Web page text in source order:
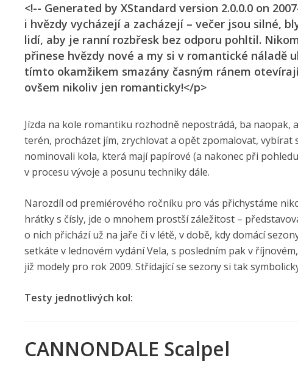
<!-- Generated by XStandard version 2.0.0.0 on
i hvězdy vycházejí a zacházejí – večer jsou silné,
lidí, aby je ranní rozbřesk bez odporu pohltil.
přinese hvězdy nové a my si v romantické náladě
tímto okamžikem smazány časným ránem
ovšem nikoliv jen romanticky!</p>
Jízda na kole romantiku rozhodně nepostrádá, ba
terén, procházet jím, zrychlovat a opět zpomalovat,
nominovali kola, která mají papírové (a nakonec při
v procesu vývoje a posunu techniky dále.
Narozdíl od premiérového ročníku pro vás přichystáme
hrátky s čísly, jde o mnohem prostší záležitost –
o nich přichází už na jaře či v létě, v době, kdy domácí
setkáte v lednovém vydání Vela, s posledním pak v
již modely pro rok 2009. Střídající se sezony si tak
Testy jednotlivých kol:
CANNONDALE Scalpel